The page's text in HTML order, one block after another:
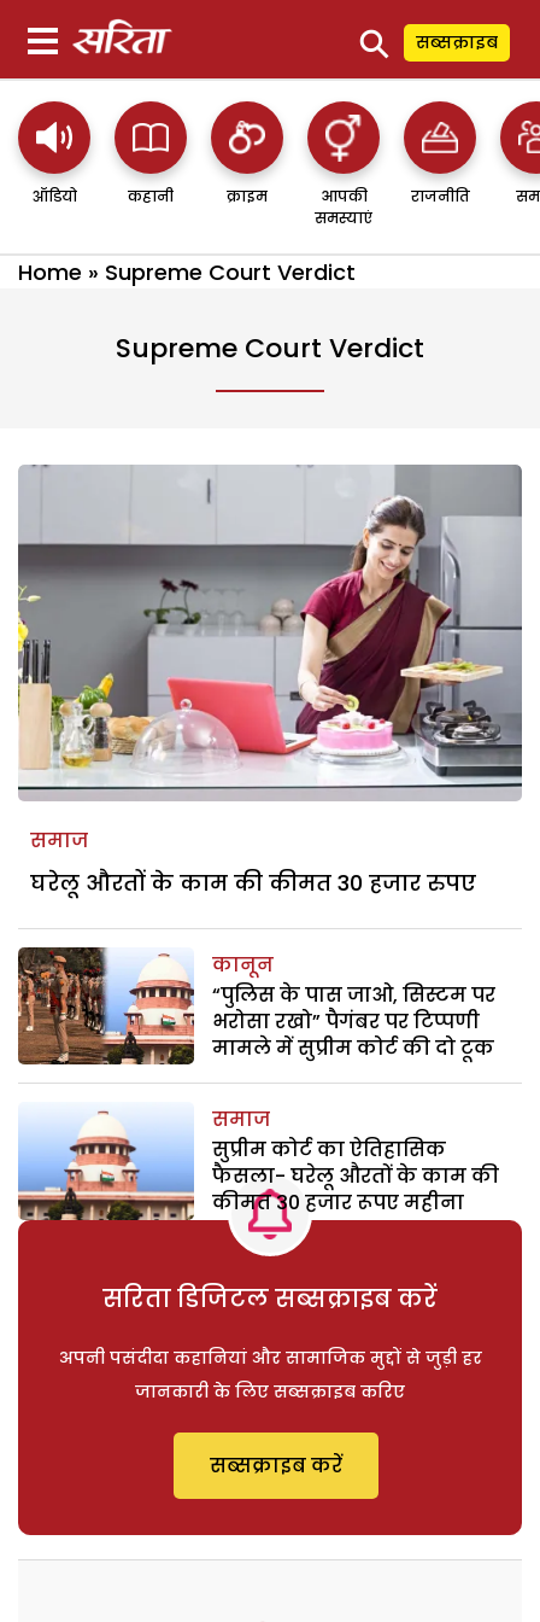
⚲ सब्सक्राइब
ऑडियो कहानी क्राइम
आपकी
समस्याएं
राजनीति
Home » Supreme Court Verdict
Supreme Court Verdict
समाज
घरेलू औरतों के काम की कीमत 30 हजार रुपए
कानून
“पुलिस के पास जाओ, सिस्टम पर
भरोसा रखो” पैगंबर पर टिप्पणी
मामले में सुप्रीम कोर्ट की दो टूक
समाज
सुप्रीम कोर्ट का ऐतिहासिक
फैसला- घरेलू औरतों के काम की
कीमत 30 हजार रूपए महीना
सरिता डिजिटल सब्सक्राइब करें
अपनी पसंदीदा कहानियां और सामाजिक मुद्दों से जुड़ी हर
जानकारी के लिए सब्सक्राइब करिए
सब्सक्राइब करें